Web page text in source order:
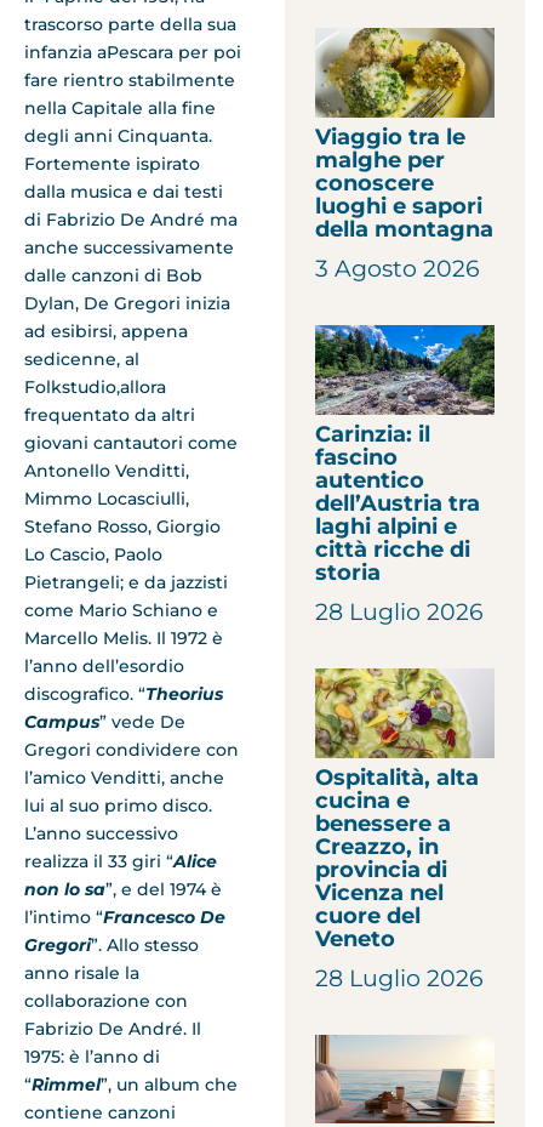
trascorso parte della sua
infanzia aPescara per poi
fare rientro stabilmente
nella Capitale alla fine
degli anni Cinquanta.
Fortemente ispirato
dalla musica e dai testi
di Fabrizio De André ma
anche successivamente
dalle canzoni di Bob
Dylan, De Gregori inizia
ad esibirsi, appena
sedicenne, al
Folkstudio,allora
frequentato da altri
giovani cantautori come
Antonello Venditti,
Mimmo Locasciulli,
Stefano Rosso, Giorgio
Lo Cascio, Paolo
Pietrangeli; e da jazzisti
come Mario Schiano e
Marcello Melis. Il 1972 è
l’anno dell’esordio
discografico. “Theorius
Campus” vede De
Gregori condividere con
l’amico Venditti, anche
lui al suo primo disco.
L’anno successivo
realizza il 33 giri “Alice
non lo sa”, e del 1974 è
l’intimo “Francesco De
Gregori”. Allo stesso
anno risale la
collaborazione con
Fabrizio De André. Il
1975: è l’anno di
“Rimmel”, un album che
contiene canzoni
Viaggio tra le
malghe per
conoscere
luoghi e sapori
della montagna
3 Agosto 2026
Carinzia: il
fascino
autentico
dell’Austria tra
laghi alpini e
città ricche di
storia
28 Luglio 2026
Ospitalità, alta
cucina e
benessere a
Creazzo, in
provincia di
Vicenza nel
cuore del
Veneto
28 Luglio 2026